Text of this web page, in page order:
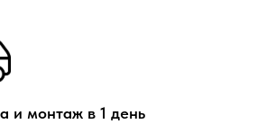
и монтаж в 1 день